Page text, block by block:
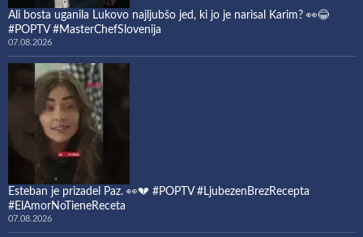
Ali bosta uganila Lukovo najljubšo jed, ki jo je narisal Karim? 👀😂
#POPTV #MasterChefSlovenija
07.08.2026
Esteban je prizadel Paz. 👀💔 #POPTV #LjubezenBrezRecepta
#ElAmorNoTieneReceta
07.08.2026